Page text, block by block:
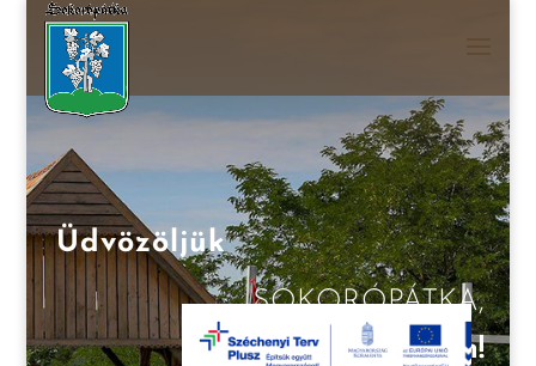
Üdvözöljük
SOKORÓPÁTKA,
weboldalán!